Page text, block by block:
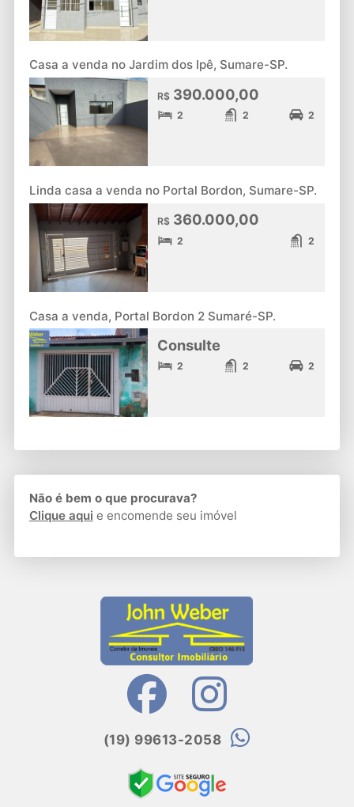
Casa a venda no Jardim dos Ipê, Sumare-SP.
R$390.000,00
2 2 2
Linda casa a venda no Portal Bordon, Sumare-SP.
R$360.000,00
2 2
Casa a venda, Portal Bordon 2 Sumaré-SP.
Consulte
2 2 2
Não é bem o que procurava?
Clique aqui e encomende seu imóvel
(19) 99613-2058